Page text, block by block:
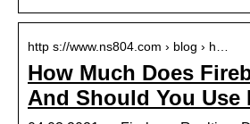
http s://www.ns804.com › blog › h…
How Much Does
And Should You Use